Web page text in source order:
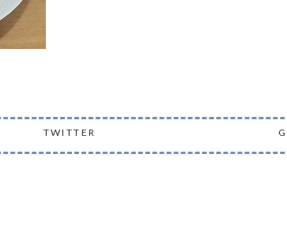
TWITTER